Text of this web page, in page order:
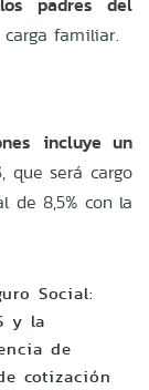
familiar.
incluye un
, que será cargo
de 8,5% con la
Social:
y la
de
cotización